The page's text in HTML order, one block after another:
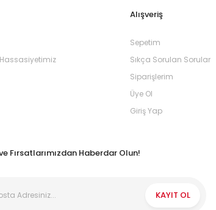
Alışveriş
Sepetim
Sıkça Sorulan Sorular
Siparişlerim
Üye Ol
Giriş Yap
Fırsatlarımızdan Haberdar Olun!
KAYIT OL